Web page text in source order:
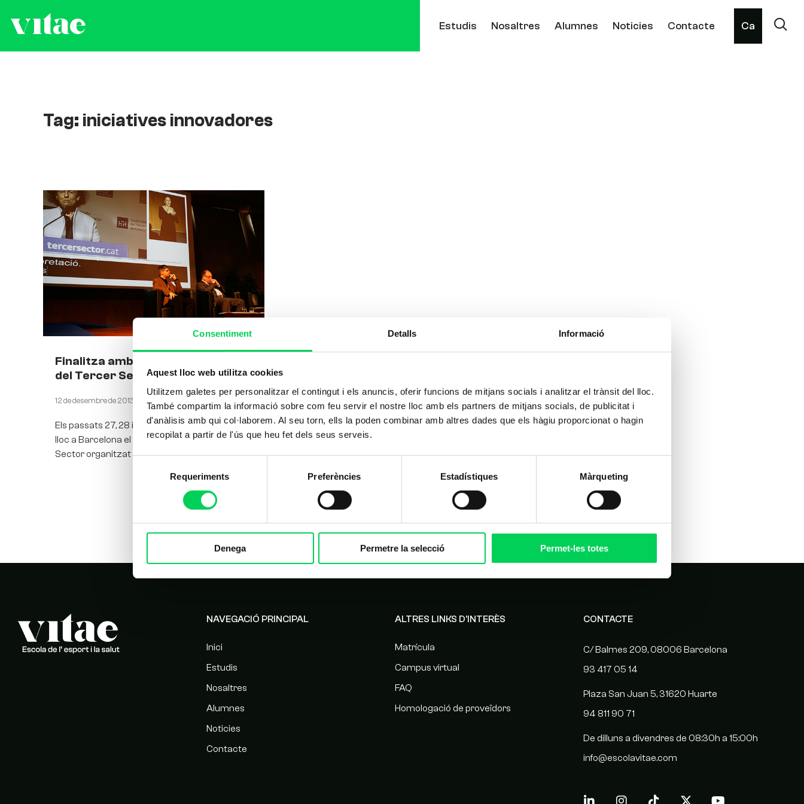
Consentiment Detalls Informació
Aquest lloc web utilitza cookies
Utilitzem galetes per personalitzar el contingut i els anuncis, oferir funcions de mitjans socials i analitzar el trànsit del lloc.
També compartim la informació sobre com feu servir el nostre lloc amb els partners de mitjans socials, de publicitat i
d'anàlisis amb qui col·laborem. Al seu torn, ells la poden combinar amb altres dades que els hàgiu proporcionat o hagin
recopilat a partir de l'ús que heu fet dels seus serveis.
consentiment
Requeriments Preferències Estadístiques Màrqueting
Denega Permetre la selecció Permet-les totes
Estudis Nosaltres Alumnes Noticies Contacte Ca
Tag: iniciatives innovadores
Finalitza amb èxit el IV Congrés
del Tercer Sector
12 de desembre de 2013
Els passats 27, 28 i 29 de novembre va tenir
lloc a Barcelona el IV Congrés del Tercer
Sector organitzat per la Taula del Tercer
NAVEGACIÓ PRINCIPAL
Inici
Estudis
Nosaltres
Alumnes
Noticies
Contacte
ALTRES LINKS D'INTERÈS
Matrícula
Campus virtual
FAQ
Homologació de proveïdors
CONTACTE
C/ Balmes 209, 08006 Barcelona
93 417 05 14
Plaza San Juan 5, 31620 Huarte
94 811 90 71
De dilluns a divendres de 08:30h a 15:00h
info@escolavitae.com